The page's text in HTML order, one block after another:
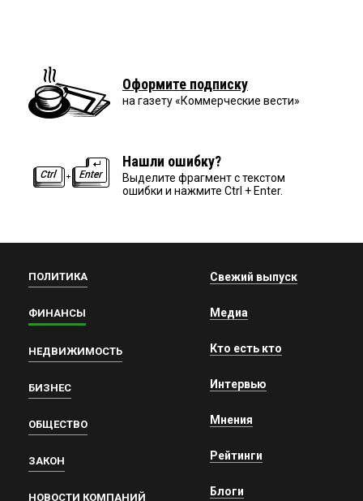
Оформите подписку
на газету «Коммерческие вести»
Нашли ошибку?
Выделите фрагмент с текстом
ошибки и нажмите Ctrl + Enter.
ПОЛИТИКА
ФИНАНСЫ
НЕДВИЖИМОСТЬ
БИЗНЕС
ОБЩЕСТВО
ЗАКОН
НОВОСТИ КОМПАНИЙ
Свежий выпуск
Медиа
Кто есть кто
Интервью
Мнения
Рейтинги
Блоги